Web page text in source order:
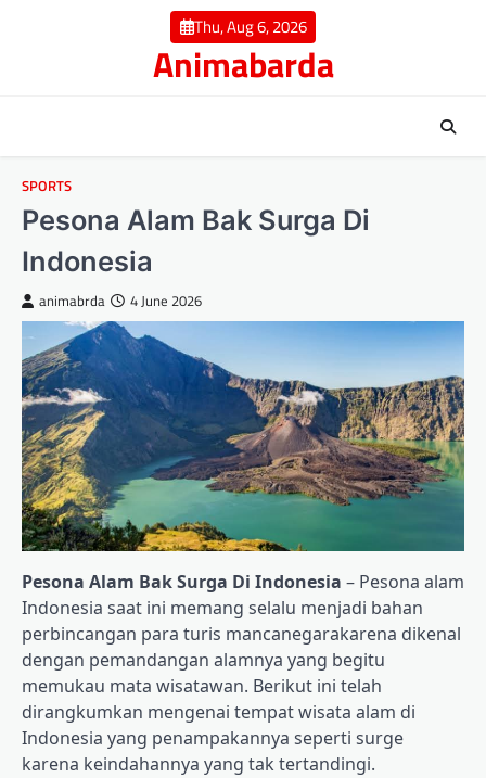
Thu, Aug 6, 2026
Animabarda
SPORTS
Pesona Alam Bak Surga Di
Indonesia
animabrda 4 June 2026
Pesona Alam Bak Surga Di Indonesia – Pesona alam
Indonesia saat ini memang selalu menjadi bahan
perbincangan para turis mancanegarakarena dikenal
dengan pemandangan alamnya yang begitu
memukau mata wisatawan. Berikut ini telah
dirangkumkan mengenai tempat wisata alam di
Indonesia yang penampakannya seperti surge
karena keindahannya yang tak tertandingi.